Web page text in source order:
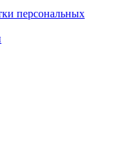
персональных